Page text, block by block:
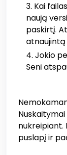
Kai
naują
paskirtį.
atnaujintą
Jokio
Seni
nukreipiant.
puslapį ir